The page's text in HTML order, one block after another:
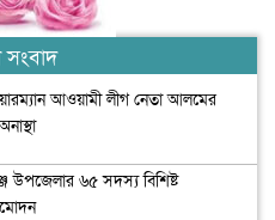
আওয়ামী লীগ নেতা আলমের
উপজেলার ৬৫ সদস্য বিশিষ্ট